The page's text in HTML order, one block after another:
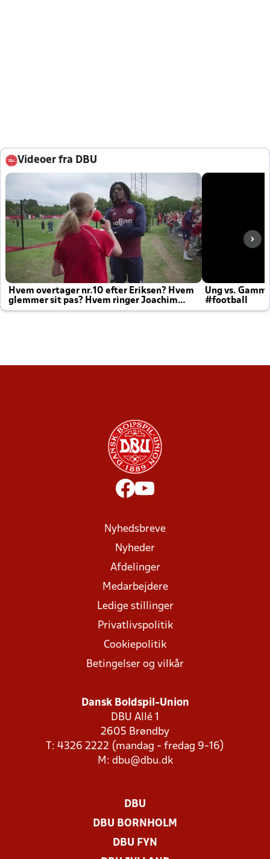
Videoer fra DBU
Hvem overtager nr.10 efter Eriksen? Hvem
glemmer sit pas? Hvem ringer Joachim
altid til efter kampe?
Ung vs.
#football
Nyhedsbreve
Nyheder
Afdelinger
Medarbejdere
Ledige stillinger
Privatlivspolitik
Cookiepolitik
Betingelser og vilkår
Dansk Boldspil-Union
DBU Allé 1
2605 Brøndby
T: 4326 2222 (mandag - fredag 9-16)
M: dbu@dbu.dk
DBU
DBU BORNHOLM
DBU FYN